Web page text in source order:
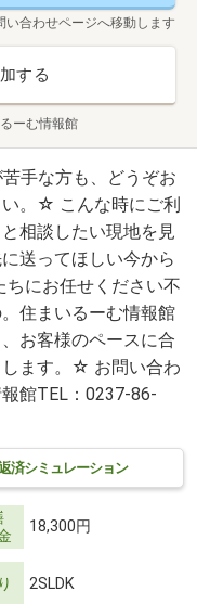
い合わせページへ移動します
する
ーむ情報館
手な方も、どうぞお
。☆ こんな時にご利
相談したい現地を見
送ってほしい今から
にお任せください不
住まいるーむ情報館
お客様のペースに合
ます。☆ お問い合わ
館TEL：0237-86-
済シミュレーション
18,300円
2SLDK